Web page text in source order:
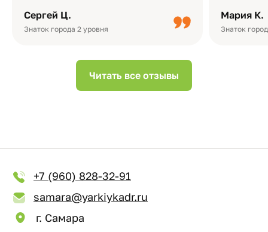
Сергей Ц.
Знаток города 2 уровня
Мария К.
Знаток
видео с
Читать все отзывы
+7 (960) 828-32-91
samara@yarkiykadr.ru
г. Самара